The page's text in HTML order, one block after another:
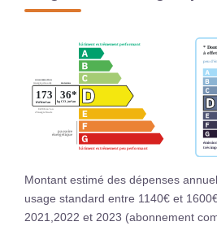
Montant estimé des dépenses
usage standard entre 1140€ et
2021,2022 et 2023 (abonnement